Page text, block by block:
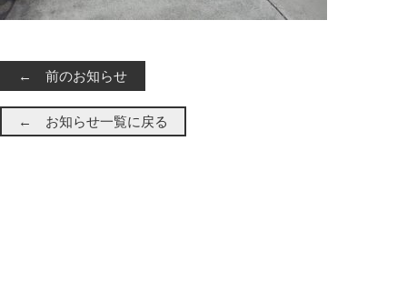
← 前のお知らせ
← お知らせ一覧に戻る